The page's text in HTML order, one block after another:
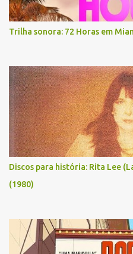
Trilha sonora: 72 Horas em
Discos para história: Rita Lee
(1980)